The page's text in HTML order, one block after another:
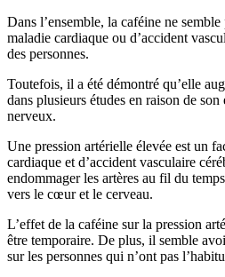
Dans l’ensemble, la caféine ne
maladie cardiaque ou d’accident
des personnes.
Toutefois, il a été démontré qu’elle
dans plusieurs études en raison de
nerveux.
Une pression artérielle élevée est un
cardiaque et d’accident vasculaire
endommager les artères au fil du
vers le cœur et le cerveau.
L’effet de la caféine sur la pression
être temporaire. De plus, il semble
sur les personnes qui n’ont pas